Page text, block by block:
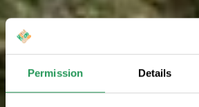
Permission Details